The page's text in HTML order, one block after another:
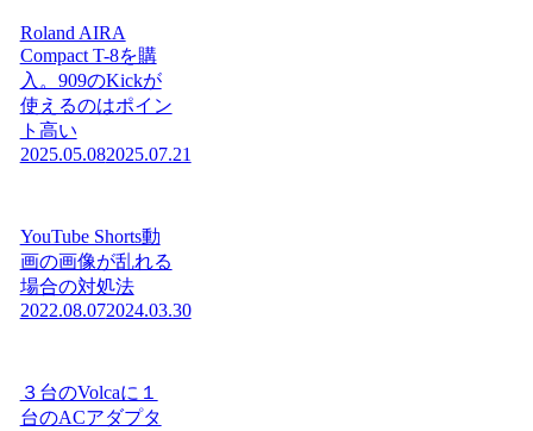
Roland AIRA
Compact T-8を購
入。909のKickが
使えるのはポイン
ト高い
2025.05.082025.07.21
YouTube Shorts動
画の画像が乱れる
場合の対処法
2022.08.072024.03.30
３台のVolcaに１
台のACアダプタ